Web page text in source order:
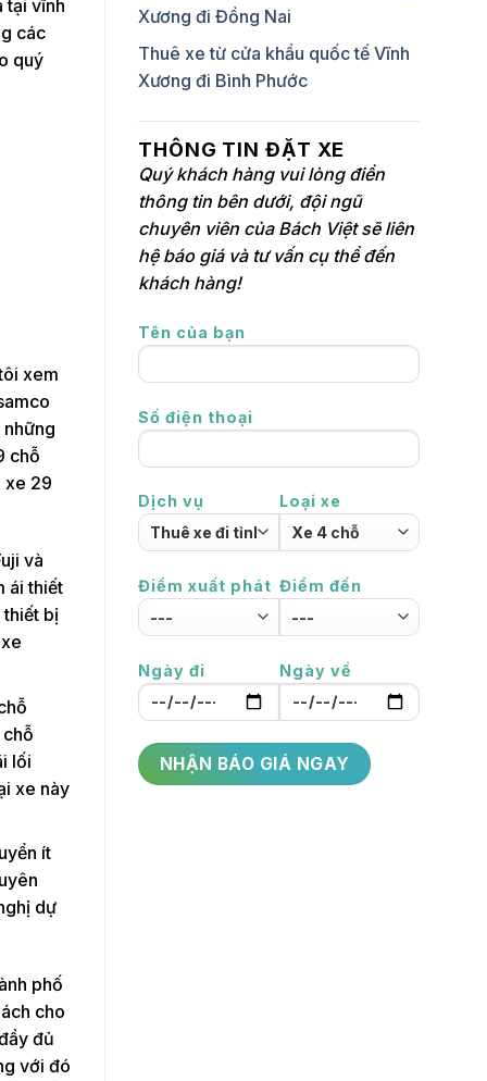
tại vĩnh
các
quý
xem
chỗ
xe 29
và
ái thiết
bị
lối
xe này
ít
dự
phố
cho
đủ
với đó
Xương đi Đồng Nai
Thuê xe từ cửa khẩu quốc tế Vĩnh
Xương đi Bình Phước
THÔNG TIN ĐẶT XE
Quý khách hàng vui lòng điền
thông tin bên dưới, đội ngũ
chuyên viên của Bách Việt sẽ liên
hệ báo giá và tư vấn cụ thể đến
khách hàng!
Tên của bạn
Số điện thoại
Dịch vụ Loại xe
Điểm xuất phát Điểm đến
Ngày đi Ngày về